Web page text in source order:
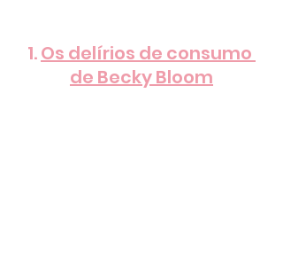
1. Os delírios de consumo
de Becky Bloom